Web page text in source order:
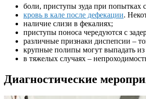
боли, приступы зуда при попытках
кровь в кале после дефекации.
наличие слизи в фекалиях;
приступы поноса чередуются с
различные признаки диспепсии –
крупные полипы могут выпадать из
в тяжелых случаях –
Диагностические